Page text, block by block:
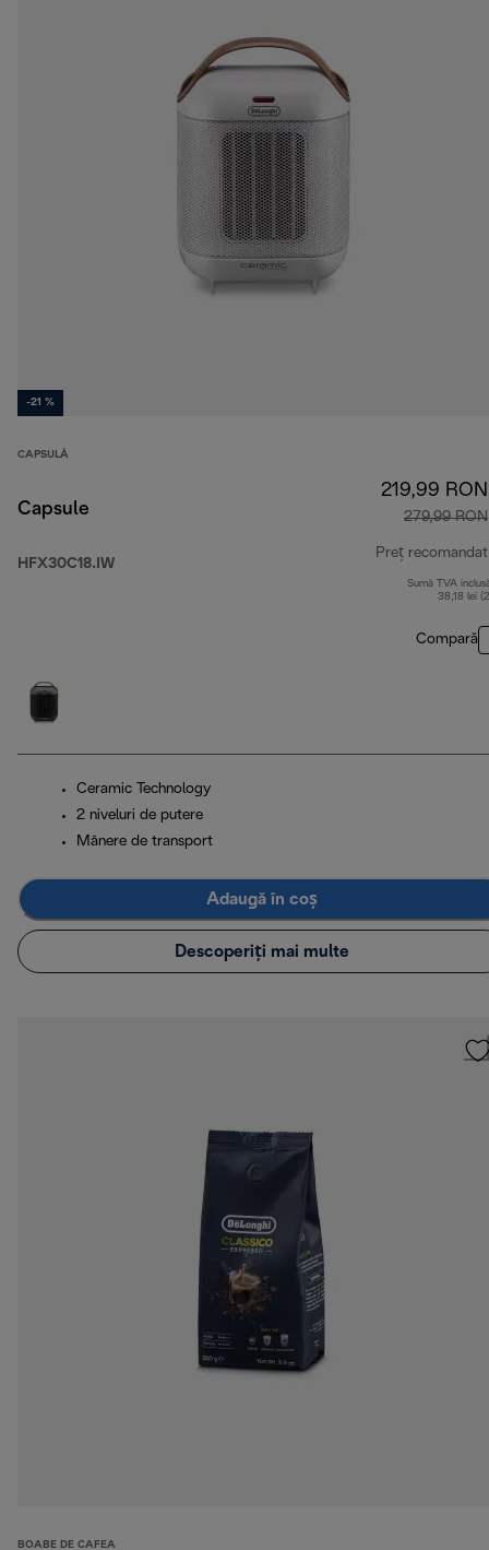
-21 %
CAPSULĂ
Capsule
HFX30C18.IW
219,99 RON
279,99 RON
Preț recomandat
Sumă TVA
38,18 lei
Compară
Ceramic Technology
2 niveluri de putere
Mânere de transport
Adaugă în coș
Descoperiți mai multe
BOABE DE CAFEA